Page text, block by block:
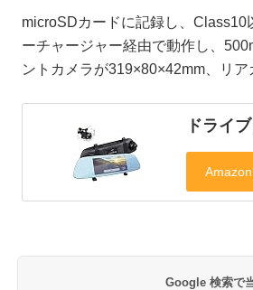
microSDカードに記録し、
ーチャージャー経由で動作し、
ントカメラが319×80×42mm、リア
ドライ
Google 検索で